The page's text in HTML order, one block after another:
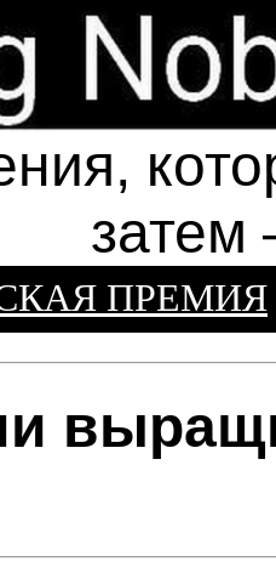
затем
ПРЕМИЯ